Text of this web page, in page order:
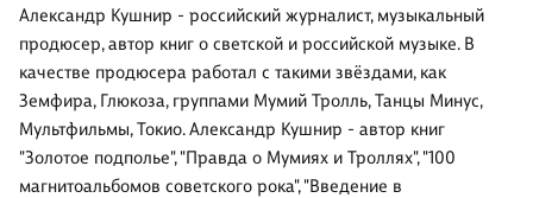
Александр Кушнир - российский журналист, музыкальный
продюсер, автор книг о светской и российской музыке. В
качестве продюсера работал с такими звёздами, как
Земфира, Глюкоза, группами Мумий Тролль, Танцы Минус,
Мультфильмы, Токио. Александр Кушнир - автор книг
"Золотое подполье", "Правда о Мумиях и Троллях", "100
магнитоальбомов советского рока", "Введение в